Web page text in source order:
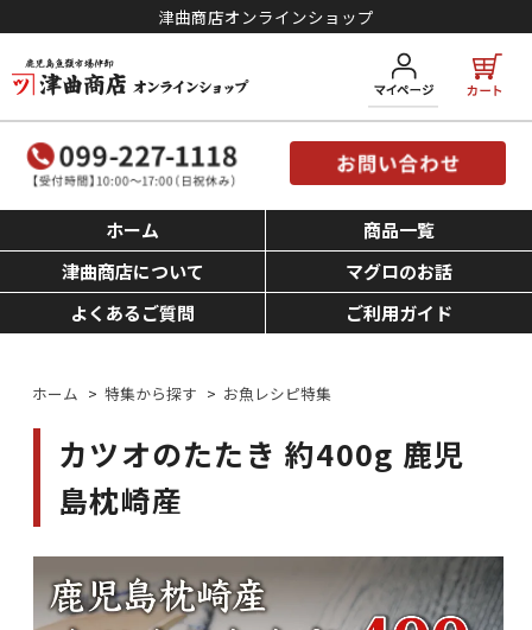
津曲商店オンラインショップ
ホーム
商品一覧
津曲商店について
マグロのお話
よくあるご質問
ご利用ガイド
ホーム > 特集から探す > お魚レシピ特集
カツオのたたき 約400g 鹿児
島枕崎産